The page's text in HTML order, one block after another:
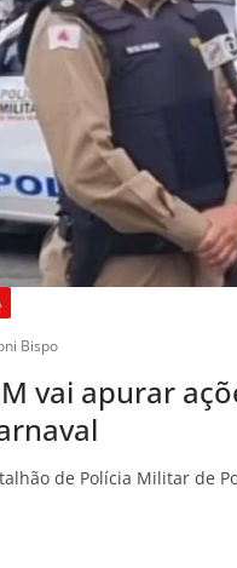
Bispo
vai apurar
de Polícia Militar de